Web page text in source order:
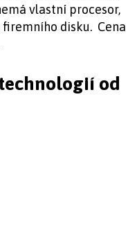
vlastní procesor,
disku. Cena
od